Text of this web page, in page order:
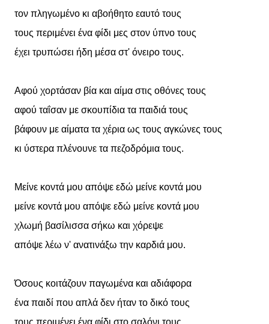
τον πληγωμένο κι αβοήθητο εαυτό τους
τους περιμένει ένα φίδι μες στον ύπνο τους
έχει τρυπώσει ήδη μέσα στ' όνειρο τους.
Αφού χορτάσαν βία και αίμα στις οθόνες τους
αφού ταΐσαν με σκουπίδια τα παιδιά τους
βάφουν με αίματα τα χέρια ως τους αγκώνες τους
κι ύστερα πλένουνε τα πεζοδρόμια τους.
Μείνε κοντά μου απόψε εδώ μείνε κοντά μου
μείνε κοντά μου απόψε εδώ μείνε κοντά μου
χλωμή βασίλισσα σήκω και χόρεψε
απόψε λέω ν' ανατινάξω την καρδιά μου.
Όσους κοιτάζουν παγωμένα και αδιάφορα
ένα παιδί που απλά δεν ήταν το δικό τους
τους περιμένει ένα φίδι στο σαλόνι τους